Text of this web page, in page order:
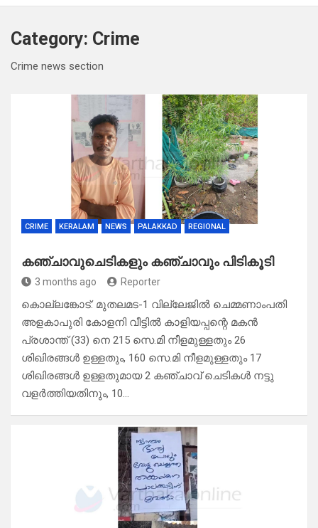
Category: Crime
Crime news section
CRIME KERALAM NEWS PALAKKAD REGIONAL
കഞ്ചാവുചെടികളും കഞ്ചാവും പിടികൂടി
3 months ago Reporter
കൊല്ലങ്കോട്: മുതലമട-1 വില്ലേജിൽ ചെമ്മണാംപതി
അളകാപുരി കോളനി വീട്ടിൽ കാളിയപ്പന്റെ മകൻ
പ്രശാന്ത് (33) നെ 215 സെ.മി നീളമുള്ളതും 26
ശിഖിരങ്ങൾ ഉള്ളതും, 160 സെ.മി നീളമുള്ളതും 17
ശിഖിരങ്ങൾ ഉള്ളതുമായ 2 കഞ്ചാവ് ചെടികൾ നട്ടു
വളർത്തിയതിനും, 10…